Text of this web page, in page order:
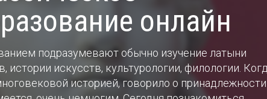
онлайн
подразумевают обычно изучение латыни
истории искусств, культурологии, филологии.
историей, говорило о принадлежности